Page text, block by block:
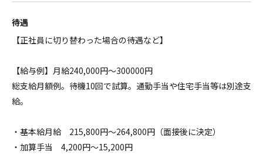
待遇
【正社員に切り替わった場合の待遇など】
【給与例】月給240,000円～300000円
総支給月額例。待機10回で試算。通勤手当や住宅手当等は別途支
給。
・基本給月給 215,800円～264,800円（面接後に決定）
・加算手当 4,200円～15,200円